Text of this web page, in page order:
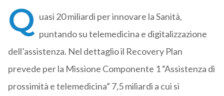
Q uasi 20 miliardi per innovare la Sanità,
puntando su telemedicina e digitalizzazione
dell’assistenza. Nel dettaglio il Recovery Plan
prevede per la Missione Componente 1 “Assistenza di
prossimità e telemedicina” 7,5 miliardi a cui si